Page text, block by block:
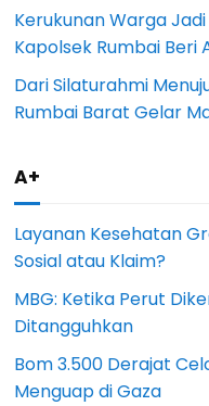
Kerukunan Warga
Kapolsek Rumbai Beri
Dari Silaturahmi
Rumbai Barat Gelar
A+
Layanan Kesehatan
Sosial atau Klaim?
MBG: Ketika Perut
Ditangguhkan
Bom 3.500 Derajat
Menguap di Gaza